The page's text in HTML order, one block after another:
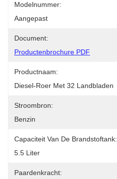
Modelnummer:
Aangepast
Document:
Productenbrochure PDF
Productnaam:
Diesel-Roer Met 32 Landbladen
Stroombron:
Benzin
Capaciteit Van De Brandstoftank:
5.5 Liter
Paardenkracht: